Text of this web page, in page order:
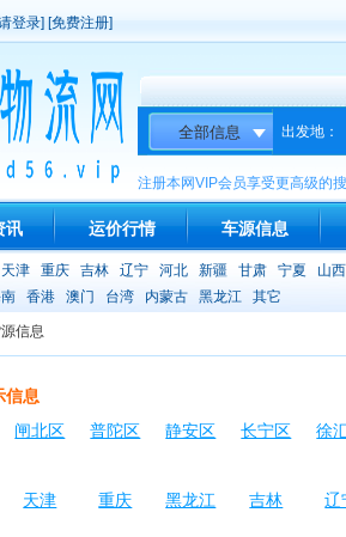
登录] [免费注册]
出发地：
注册本网VIP会员享受更高级的
讯 运价行情 车源信息
天津 重庆 吉林 辽宁 河北 新疆 甘肃 宁夏
山西
香港 澳门 台湾 内蒙古 黑龙江 其它
信息
信息
闸北区 普陀区 静安区 长宁区
徐
天津 重庆 黑龙江 吉林 辽